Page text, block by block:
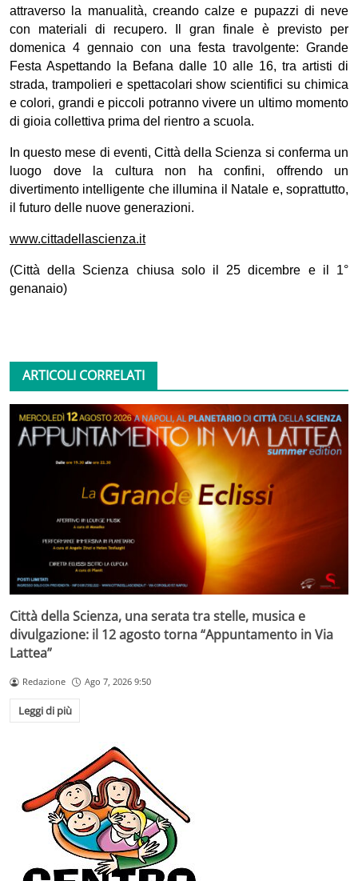
attraverso la manualità, creando calze e pupazzi di neve
con materiali di recupero. Il gran finale è previsto per
domenica 4 gennaio con una festa travolgente:Grande
Festa Aspettando la Befana dalle 10 alle 16, tra artisti di
strada, trampolieri e spettacolari show scientifici su chimica
e colori, grandi e piccoli potranno vivere un ultimo momento
di gioia collettiva prima del rientro a scuola.
In questo mese di eventi, Città della Scienza si conferma un
luogo dove la cultura non ha confini, offrendo un
divertimento intelligente che illumina il Natale e, soprattutto,
il futuro delle nuove generazioni.
www.cittadellascienza.it
(Città della Scienza chiusa solo il 25 dicembre e il 1°
genanaio)
ARTICOLI CORRELATI
Città della Scienza, una serata tra stelle, musica e
divulgazione: il 12 agosto torna “Appuntamento in Via
Lattea”
Redazione Ago 7, 2026 9:50
Leggi di più